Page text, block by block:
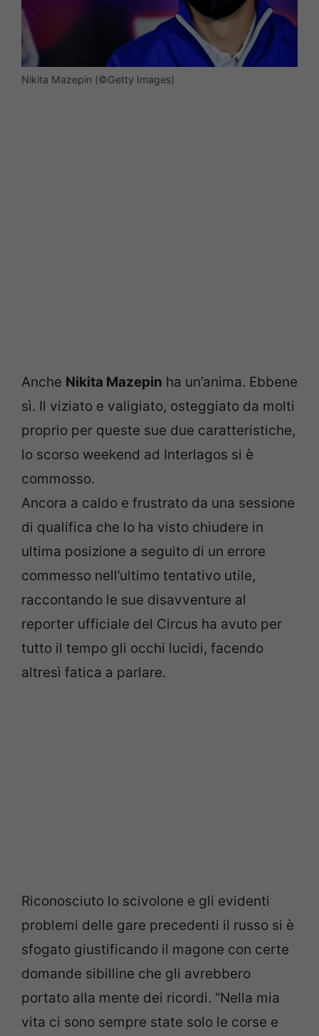
Nikita Mazepin (©Getty Images)
Anche Nikita Mazepin ha un’anima. Ebbene
sì. Il viziato e valigiato, osteggiato da molti
proprio per queste sue due caratteristiche,
lo scorso weekend ad Interlagos si è
commosso.
Ancora a caldo e frustrato da una sessione
di qualifica che lo ha visto chiudere in
ultima posizione a seguito di un errore
commesso nell’ultimo tentativo utile,
raccontando le sue disavventure al
reporter ufficiale del Circus ha avuto per
tutto il tempo gli occhi lucidi, facendo
altresì fatica a parlare.
Riconosciuto lo scivolone e gli evidenti
problemi delle gare precedenti il russo si è
sfogato giustificando il magone con certe
domande sibilline che gli avrebbero
portato alla mente dei ricordi. “Nella mia
vita ci sono sempre state solo le corse e